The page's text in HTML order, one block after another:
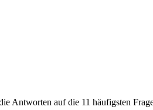
Antworten auf die 11 häufigsten